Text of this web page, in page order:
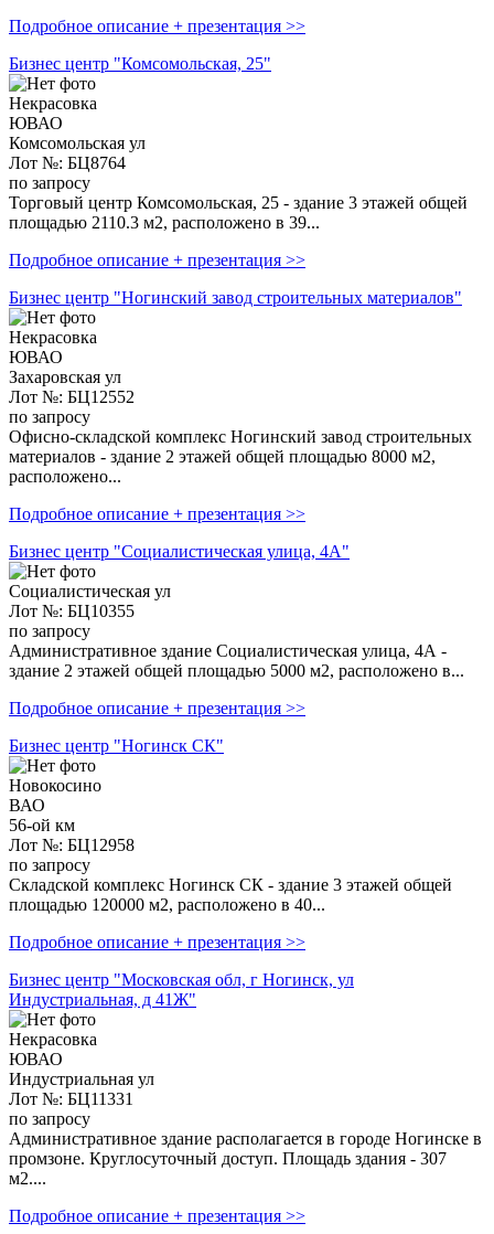
Подробное описание + презентация >>
Бизнес центр "Комсомольская, 25"
Некрасовка
ЮВАО
Комсомольская ул
Лот №: БЦ8764
по запросу
Торговый центр Комсомольская, 25 - здание 3 этажей общей
площадью 2110.3 м2, расположено в 39...
Подробное описание + презентация >>
Бизнес центр "Ногинский завод строительных материалов"
Некрасовка
ЮВАО
Захаровская ул
Лот №: БЦ12552
по запросу
Офисно-складской комплекс Ногинский завод строительных
материалов - здание 2 этажей общей площадью 8000 м2,
расположено...
Подробное описание + презентация >>
Бизнес центр "Социалистическая улица, 4А"
Социалистическая ул
Лот №: БЦ10355
по запросу
Административное здание Социалистическая улица, 4А -
здание 2 этажей общей площадью 5000 м2, расположено в...
Подробное описание + презентация >>
Бизнес центр "Ногинск СК"
Новокосино
ВАО
56-ой км
Лот №: БЦ12958
по запросу
Складской комплекс Ногинск СК - здание 3 этажей общей
площадью 120000 м2, расположено в 40...
Подробное описание + презентация >>
Бизнес центр "Московская обл, г Ногинск, ул
Индустриальная, д 41Ж"
Некрасовка
ЮВАО
Индустриальная ул
Лот №: БЦ11331
по запросу
Административное здание располагается в городе ​Ногинске в
промзоне. Круглосуточный доступ. Площадь здания - 307
м2....
Подробное описание + презентация >>